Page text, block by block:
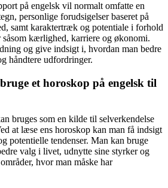
på engelsk vil normalt omfatte en
personlige forudsigelser baseret på
samt karaktertræk og potentiale i forhold
kærlighed, karriere og økonomi.
og give indsigt i, hvordan man bedre
håndtere udfordringer.
et horoskop på engelsk til
bruges som en kilde til selverkendelse
at læse ens horoskop kan man få indsigt
potentielle tendenser. Man kan bruge
valg i livet, udnytte sine styrker og
hvor man måske har